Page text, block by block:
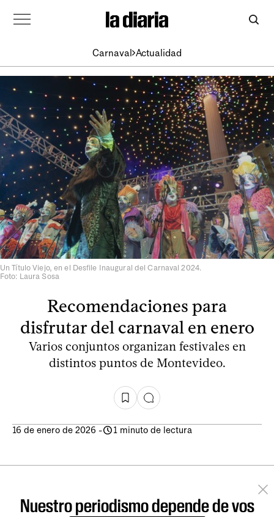
Carnaval Actualidad
Un Título Viejo, en el Desfile Inaugural del Carnaval 2024.
Foto: Laura Sosa
Recomendaciones para
disfrutar del carnaval en enero
Varios conjuntos organizan festivales en
distintos puntos de Montevideo.
16 de enero de 2026 - 1 minuto de lectura
Nuestro periodismo depende de vos